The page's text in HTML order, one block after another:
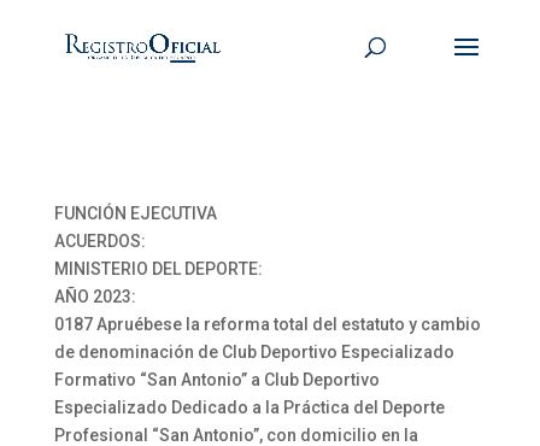
FUNCIÓN EJECUTIVA
ACUERDOS:
MINISTERIO DEL DEPORTE:
AÑO 2023:
0187 Apruébese la reforma total del estatuto y cambio
de denominación de Club Deportivo Especializado
Formativo “San Antonio” a Club Deportivo
Especializado Dedicado a la Práctica del Deporte
Profesional “San Antonio”, con domicilio en la